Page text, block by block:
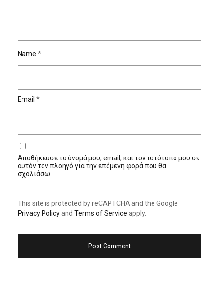
Name *
Email *
Αποθήκευσε το όνομά μου, email, και τον ιστότοπο μου σε
αυτόν τον πλοηγό για την επόμενη φορά που θα
σχολιάσω.
This site is protected by reCAPTCHA and the Google
Privacy Policyand Terms of Service apply.